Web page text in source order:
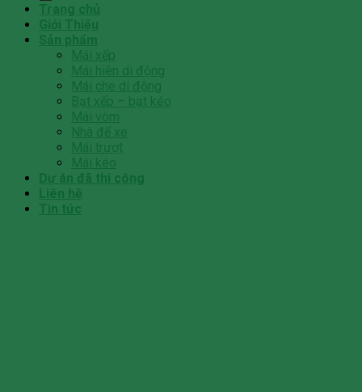
Trang chủ
Giới Thiệu
Sản phẩm
Mái xếp
Mái hiên di động
Mái che di động
Bạt xếp – bạt kéo
Mái vòm
Nhà để xe
Mái trượt
Mái kéo
Dự án đã thi công
Liên hệ
Tin tức